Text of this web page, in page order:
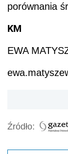
porównania
KM
EWA
Źródło: